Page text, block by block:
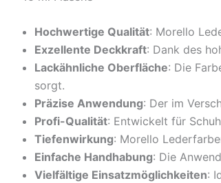
Hochwertige Qualität: Morello
Exzellente Deckkraft: Dank des
Lackähnliche Oberfläche: Die
sorgt.
Präzise Anwendung: Der im
Profi-Qualität: Entwickelt für
Tiefenwirkung: Morello
Einfache Handhabung: Die
Vielfältige Einsatzmöglichkeiten: